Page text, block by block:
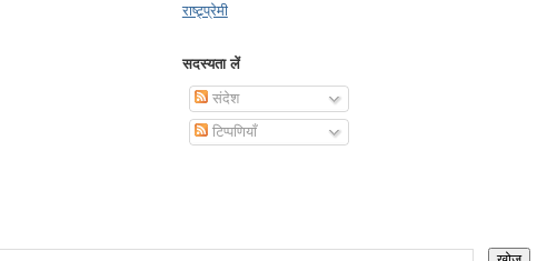
राष्ट्र्प्रेमी
सदस्यता लें
संदेश
टिप्पणियाँ